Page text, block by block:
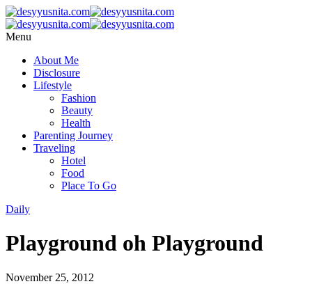
Menu
About Me
Disclosure
Lifestyle
Fashion
Beauty
Health
Parenting Journey
Traveling
Hotel
Food
Place To Go
Daily
Playground oh Playground
November 25, 2012